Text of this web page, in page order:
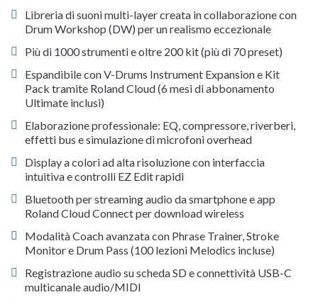
Libreria di suoni multi-layer creata in collaborazione con
Drum Workshop (DW) per un realismo eccezionale
Più di 1000 strumenti e oltre 200 kit (più di 70 preset)
Espandibile con V-Drums Instrument Expansion e Kit
Pack tramite Roland Cloud (6 mesi di abbonamento
Ultimate inclusi)
Elaborazione professionale: EQ, compressore, riverberi,
effetti bus e simulazione di microfoni overhead
Display a colori ad alta risoluzione con interfaccia
intuitiva e controlli EZ Edit rapidi
Bluetooth per streaming audio da smartphone e app
Roland Cloud Connect per download wireless
Modalità Coach avanzata con Phrase Trainer, Stroke
Monitor e Drum Pass (100 lezioni Melodics incluse)
Registrazione audio su scheda SD e connettività USB-C
multicanale audio/MIDI